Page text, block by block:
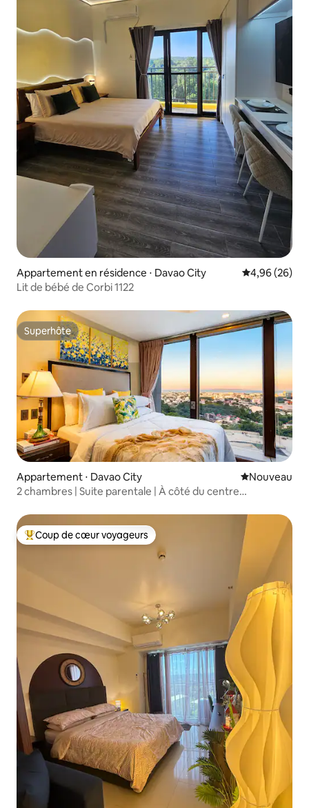
Appartement en résidence ⋅ Davao City Évaluation
4,96 (26)
Lit de bébé de Corbi 1122
Superhôte
Superhôte
Appartement ⋅ Davao City Nouvel
Nouveau
2 chambres | Suite parentale | À côté du centre
5 personnes
Coups de cœur voyageurs les plus appréciés
Coup de cœur voyageurs